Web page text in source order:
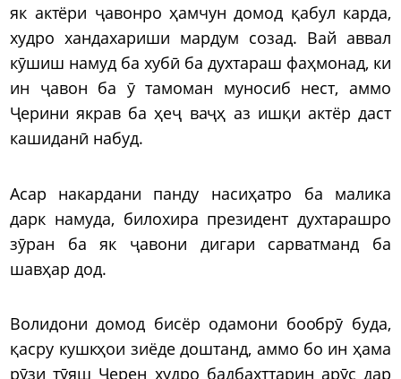
як актёри ҷавонро ҳамчун домод қабул карда,
худро хандахариши мардум созад. Вай аввал
кӯшиш намуд ба хубӣ ба духтараш фаҳмонад, ки
ин ҷавон ба ӯ тамоман муносиб нест, аммо
Ҷерини якрав ба ҳеҷ ваҷҳ аз ишқи актёр даст
кашиданӣ набуд.
Асар накардани панду насиҳатро ба малика
дарк намуда, билохира президент духтарашро
зӯран ба як ҷавони дигари сарватманд ба
шавҳар дод.
Волидони домод бисёр одамони бообрӯ буда,
қасру кушкҳои зиёде доштанд, аммо бо ин ҳама
рӯзи тӯяш Ҷерен худро бадбахттарин арӯс дар